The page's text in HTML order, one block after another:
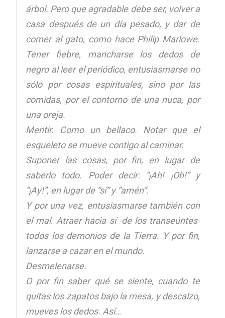
árbol. Pero que agradable debe ser, volver a
casa después de un día pesado, y dar de
comer al gato, como hace Philip Marlowe.
Tener fiebre, mancharse los dedos de
negro al leer el periódico, entusiasmarse no
sólo por cosas espirituales, sino por las
comidas, por el contorno de una nuca, por
una oreja.
Mentir. Como un bellaco. Notar que el
esqueleto se mueve contigo al caminar.
Suponer las cosas, por fin, en lugar de
saberlo todo. Poder decir: “¡Ah! ¡Oh!” y
“¡Ay!”, en lugar de “sí” y “amén”.
Y por una vez, entusiasmarse también con
el mal. Atraer hacia sí -de los transeúntes-
todos los demonios de la Tierra. Y por fin,
lanzarse a cazar en el mundo.
Desmelenarse.
O por fin saber qué se siente, cuando te
quitas los zapatos bajo la mesa, y descalzo,
mueves los dedos. Así…